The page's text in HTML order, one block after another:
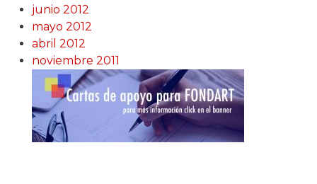
junio 2012
mayo 2012
abril 2012
noviembre 2011